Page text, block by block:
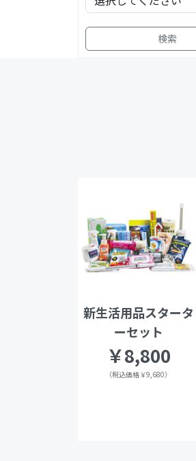
検索
新生活用品スタータ
ーセット
￥8,800
（税込価格￥9,680）